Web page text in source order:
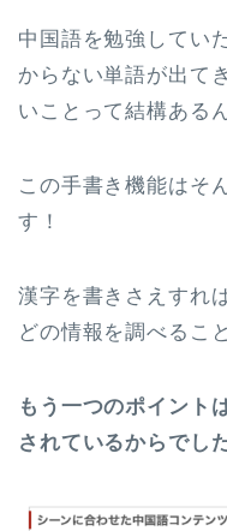
中国語を勉強してい
からない単語が出て
いことって結構ある
この手書き機能はそ
す！
漢字を書きさえすれ
どの情報を調べるこ
もう一つのポイント
されているからでした